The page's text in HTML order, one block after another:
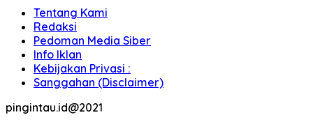
Tentang Kami
Redaksi
Pedoman Media Siber
Info Iklan
Kebijakan Privasi :
Sanggahan (Disclaimer)
pingintau.id@2021